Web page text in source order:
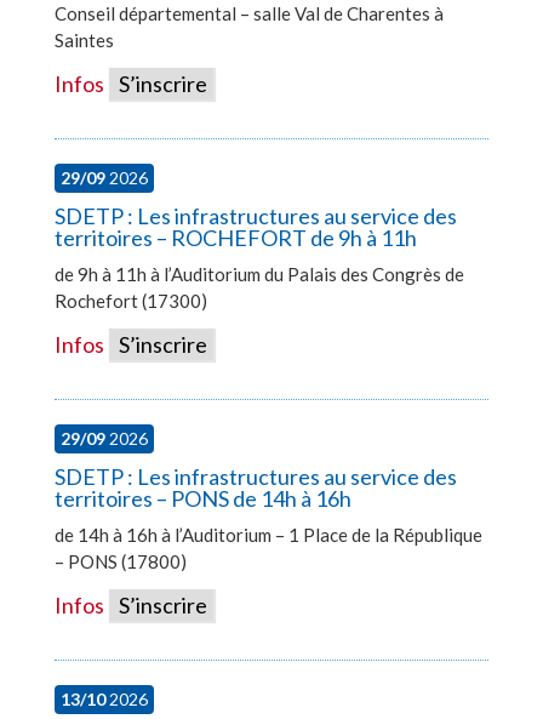
Conseil départemental – salle Val de Charentes à
Saintes
Infos S’inscrire
29/092026
SDETP : Les infrastructures au service des
territoires – ROCHEFORT de 9h à 11h
de 9h à 11h à l’Auditorium du Palais des Congrès de
Rochefort (17300)
Infos S’inscrire
29/092026
SDETP : Les infrastructures au service des
territoires – PONS de 14h à 16h
de 14h à 16h à l’Auditorium – 1 Place de la République
– PONS (17800)
Infos S’inscrire
13/102026